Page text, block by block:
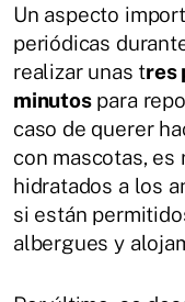
Un aspecto
periódicas
realizar unas tres
minutospara
caso de querer
con mascotas,
hidratados a los
si están
albergues y